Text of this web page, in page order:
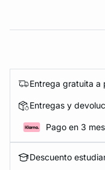
Entrega gratuita a
Entregas y
Pago en 3
Descuento